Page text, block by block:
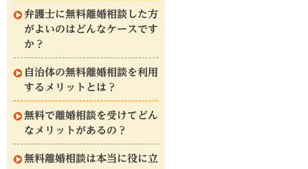
弁護士に無料離婚相談した方
がよいのはどんなケースです
か？
自治体の無料離婚相談を利用
するメリットとは？
無料で離婚相談を受けてどん
なメリットがあるの？
無料離婚相談は本当に役に立